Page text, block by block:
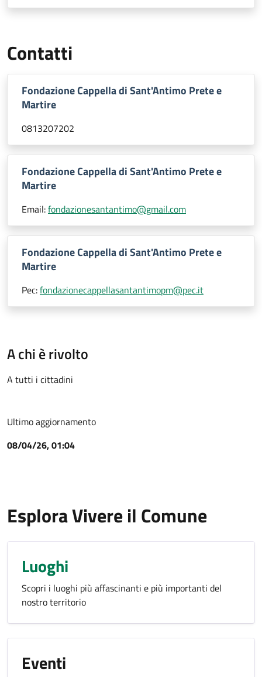
Contatti
Fondazione Cappella di Sant'Antimo Prete e
Martire
0813207202
Fondazione Cappella di Sant'Antimo Prete e
Martire
Email:fondazionesantantimo@gmail.com
Fondazione Cappella di Sant'Antimo Prete e
Martire
Pec:fondazionecappellasantantimopm@pec.it
A chi è rivolto
A tutti i cittadini
Ultimo aggiornamento
08/04/26, 01:04
Esplora Vivere il Comune
Luoghi
Scopri i luoghi più affascinanti e più importanti del
nostro territorio
Eventi